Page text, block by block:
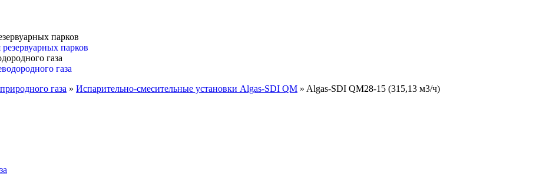
парков
газа
газа » Испарительно-смесительные установки Algas-SDI QM » Algas-SDI QM28-15 (315,13 м3/ч)